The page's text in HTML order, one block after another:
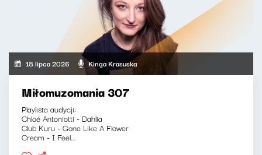
18 lipca 2026 Kinga Krasuska
Miłomuzomania 307
Playlista audycji:
Chloé Antoniotti - Dahlia
Club Kuru - Gone Like A Flower
Cream - I Feel...